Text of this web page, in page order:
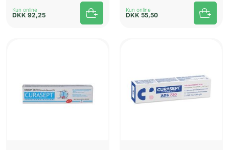
Kun online
DKK 92,25
Kun online
DKK 55,50